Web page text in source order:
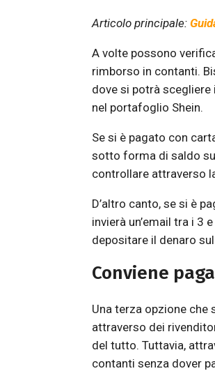
Articolo principale:
A volte possono
rimborso in contanti.
dove si potrà
nel portafoglio Shein.
Se si è pagato con
sotto forma di saldo
controllare attraverso
D’altro canto, se si è
invierà un’email tra i 3
depositare il denaro
Conviene
Una terza opzione che
attraverso dei
del tutto. Tuttavia,
contanti senza dover